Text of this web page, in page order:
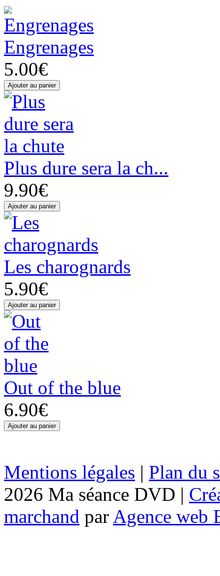
Engrenages
5.00€
Plus dure sera la ch...
9.90€
Les charognards
5.90€
Out of the blue
6.90€
Mentions légales | Plan du
2026 Ma séance DVD |
marchand par Agence web